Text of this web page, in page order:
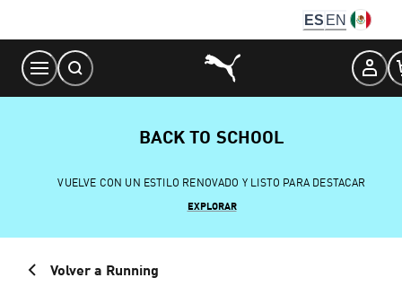
Content
ES EN
BACK TO SCHOOL
VUELVE CON UN ESTILO RENOVADO Y LISTO PARA DESTACAR
EXPLORAR
Volver a Running